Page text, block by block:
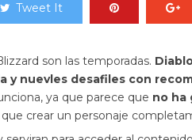
Tweet It
son las temporadas.
y nuevles desafiles con
ya que parece que no ha
crear un personaje